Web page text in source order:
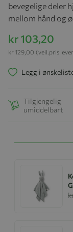
bevegelige deler
mellom hånd og
kr 103,20
(veil.pris
kr 129,00
Legg i
Tilgjengelig
umiddelbart